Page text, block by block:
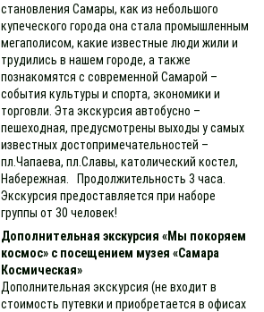
становления Самары, как из небольшого
купеческого города она стала промышленным
мегаполисом, какие известные люди жили и
трудились в нашем городе, а также
познакомятся с современной Самарой –
события культуры и спорта, экономики и
торговли. Эта экскурсия автобусно –
пешеходная, предусмотрены выходы у самых
известных достопримечательностей –
пл.Чапаева, пл.Славы, католический костел,
Набережная. Продолжительность 3 часа.
Экскурсия предоставляется при наборе
группы от 30 человек!
Дополнительная экскурсия «Мы покоряем
космос» с посещением музея «Самара
Космическая»
Дополнительная экскурсия (не входит в
стоимость путевки и приобретается в офисах